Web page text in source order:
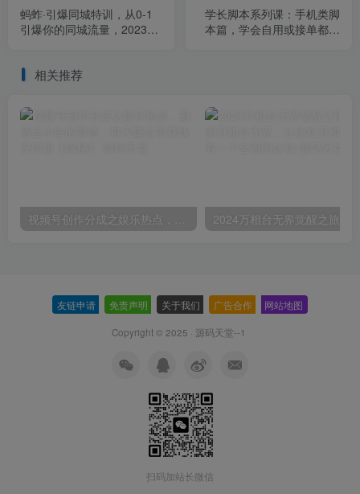
蚂蚱·引爆同城特训，从0-1
引爆你的同城流量，2023年
学长脚本系列课：手机类脚
本篇，学会自用或接单都很
相关推荐
视频号创作分成之娱乐热点，最适合小白的赛道，每天赚点零花钱没问题【揭秘】
友链申请 免责声明 关于我们 广告合作 网站地图
Copyright © 2025 · 源码天堂--1
扫码加站长微信